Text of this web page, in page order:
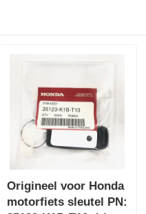
Origineel voor Honda
motorfiets sleutel PN: